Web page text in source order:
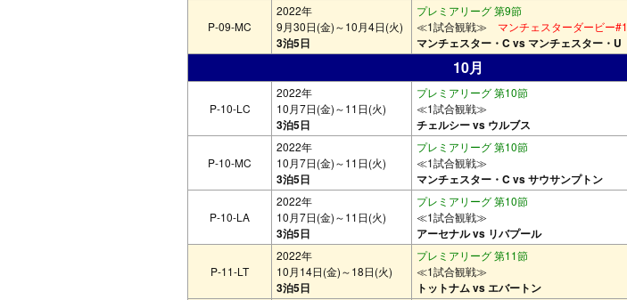
P-09-MC
2022年
9月30日(金)～10月4日(火)
3泊5日
プレミアリーグ 第9節
≪1試合観戦≫ マンチェスターダービー#1
マンチェスター・C vs マンチェスター・U
10月
P-10-LC
2022年
10月7日(金)～11日(火)
3泊5日
プレミアリーグ 第10節
≪1試合観戦≫
チェルシー vs ウルブス
P-10-MC
2022年
10月7日(金)～11日(火)
3泊5日
プレミアリーグ 第10節
≪1試合観戦≫
マンチェスター・C vs サウサンプトン
P-10-LA
2022年
10月7日(金)～11日(火)
3泊5日
プレミアリーグ 第10節
≪1試合観戦≫
アーセナル vs リバプール
P-11-LT
2022年
10月14日(金)～18日(火)
3泊5日
プレミアリーグ 第11節
≪1試合観戦≫
トットナム vs エバートン